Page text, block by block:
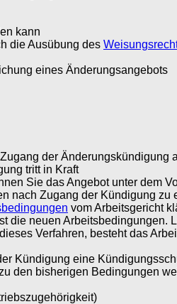
kann
die Ausübung des
eines Änderungsangebots
der Änderungskündigung
tritt in Kraft
Sie das Angebot unter dem
nach Zugang der Kündigung zu
vom Arbeitsgericht
die neuen Arbeitsbedingungen.
Verfahren, besteht das
Kündigung eine
den bisherigen Bedingungen